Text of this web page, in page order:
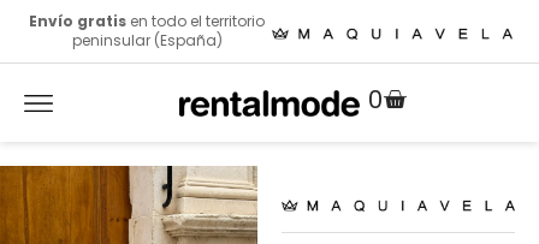
Envío gratis en todo el territorio
peninsular (España)
0